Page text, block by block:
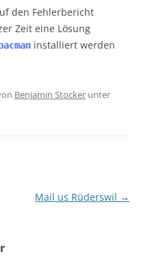
den Fehlerbericht
Zeit eine Lösung
installiert werden
Benjamin Stocker unter
Mail us Rüderswil →